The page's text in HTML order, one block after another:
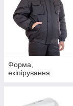
Форма,
екіпірування